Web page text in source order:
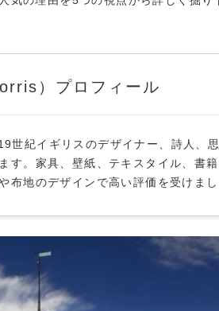
）プロフィール
紀イギリスのデザイナー、詩人、
す。家具、壁紙、テキスタイル、書
布地のデザインで高い評価を受けまし